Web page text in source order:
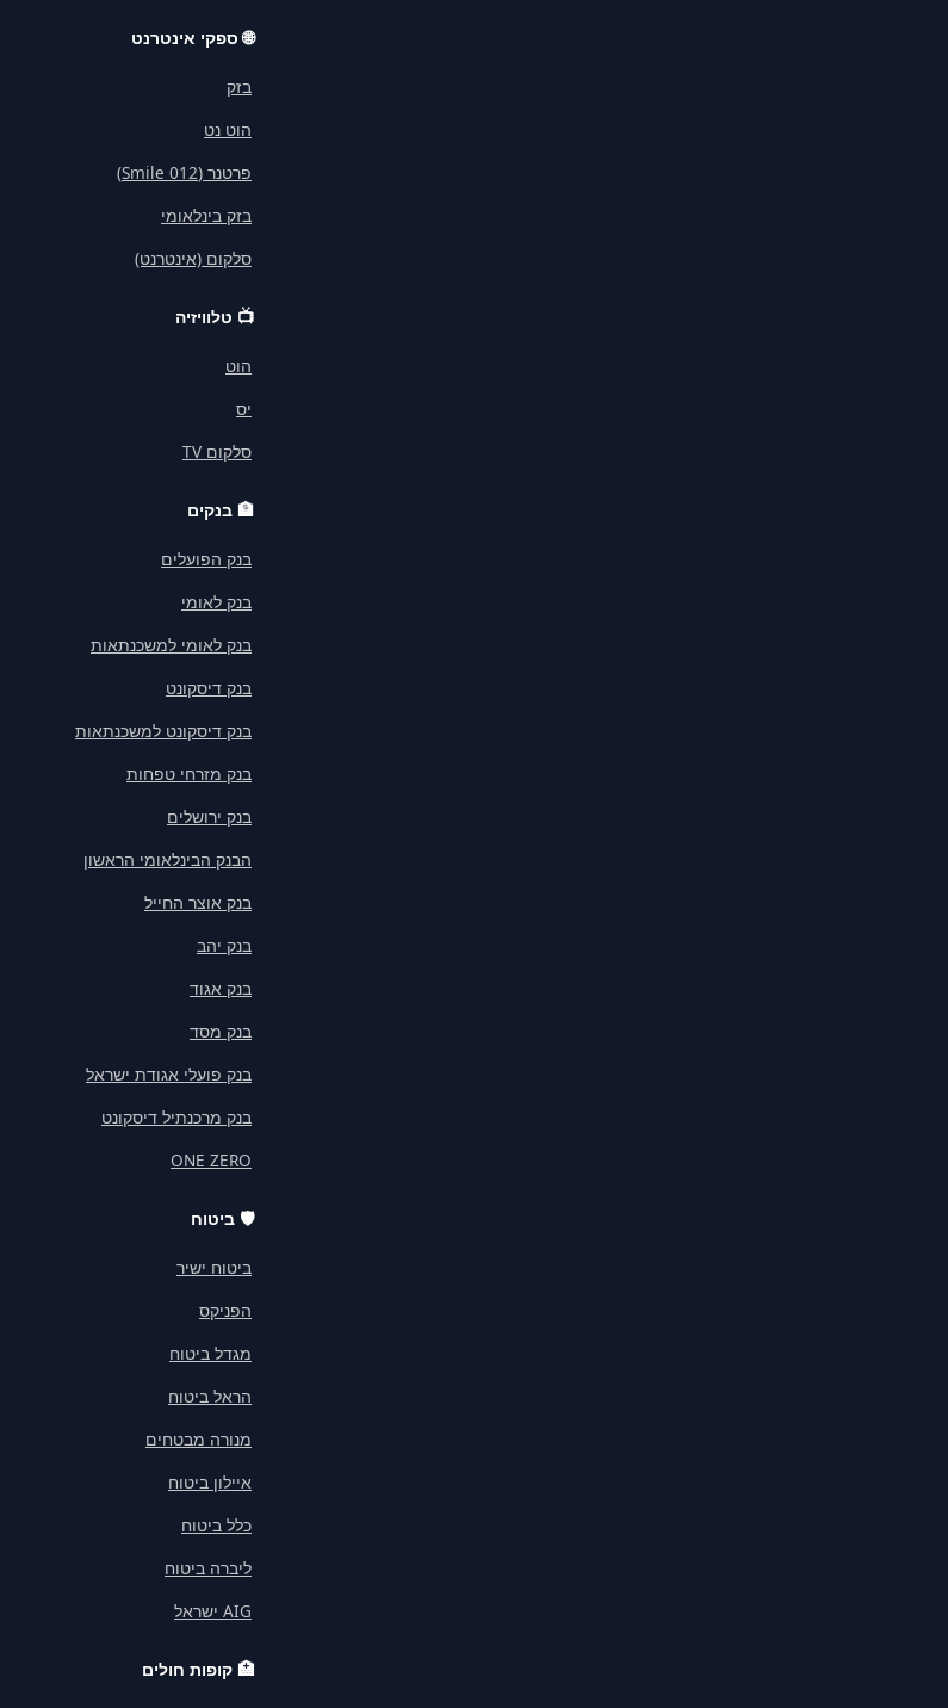
🌐ספקי אינטרנט
בזק
הוט נט
פרטנר (012 Smile)
בזק בינלאומי
סלקום (אינטרנט)
📺 טלוויזיה
הוט
יס
סלקום TV
🏦 בנקים
בנק הפועלים
בנק לאומי
בנק לאומי למשכנתאות
בנק דיסקונט
בנק דיסקונט למשכנתאות
בנק מזרחי טפחות
בנק ירושלים
הבנק הבינלאומי הראשון
בנק אוצר החייל
בנק יהב
בנק אגוד
בנק מסד
בנק פועלי אגודת ישראל
בנק מרכנתיל דיסקונט
ONE ZERO
🛡️ ביטוח
ביטוח ישיר
הפניקס
מגדל ביטוח
הראל ביטוח
מנורה מבטחים
איילון ביטוח
כלל ביטוח
ליברה ביטוח
AIG ישראל
🏥 קופות חולים